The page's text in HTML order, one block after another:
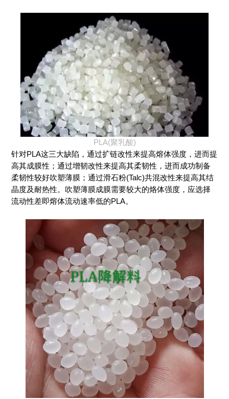
PLA(聚乳酸)
针对PLA这三大缺陷，通过扩链改性来提高熔体强度，进而提
高其成膜性；通过增韧改性来提高其柔韧性，进而成功制备
柔韧性较好吹塑薄膜；通过滑石粉(Talc)共混改性来提高其结
晶度及耐热性。吹塑薄膜成膜需要较大的烙体强度，应选择
流动性差即熔体流动速率低的PLA。